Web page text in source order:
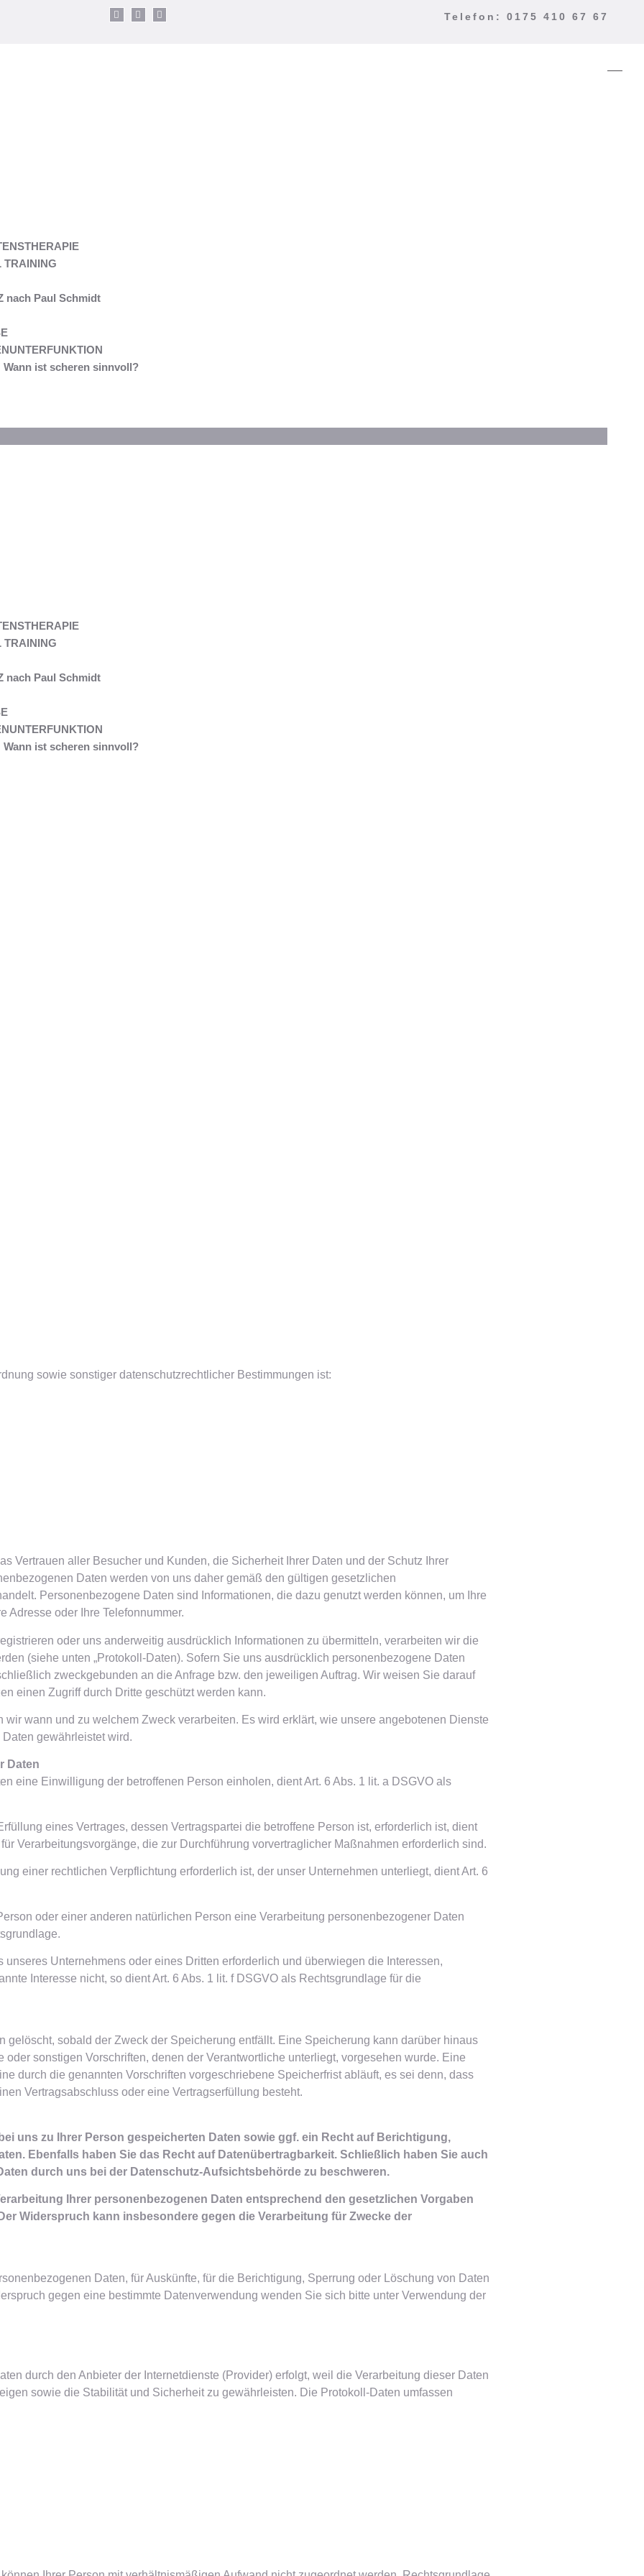
Telefon: 0175 410 67 67
TRAINING
nach Paul Schmidt
Wann ist scheren sinnvoll?
TRAINING
nach Paul Schmidt
Wann ist scheren sinnvoll?
sowie sonstiger datenschutzrechtlicher Bestimmungen ist:
Vertrauen aller Besucher und Kunden, die Sicherheit Ihrer Daten und der Schutz Ihrer
Daten werden von uns daher gemäß den gültigen gesetzlichen
Personenbezogene Daten sind Informationen, die dazu genutzt werden können, um Ihre
Adresse oder Ihre Telefonnummer.
oder uns anderweitig ausdrücklich Informationen zu übermitteln, verarbeiten wir die
(siehe unten „Protokoll-Daten). Sofern Sie uns ausdrücklich personenbezogene Daten
zweckgebunden an die Anfrage bzw. den jeweiligen Auftrag. Wir weisen Sie darauf
einen Zugriff durch Dritte geschützt werden kann.
wann und zu welchem Zweck verarbeiten. Es wird erklärt, wie unsere angebotenen Dienste
gewährleistet wird.
Daten
eine Einwilligung der betroffenen Person einholen, dient Art. 6 Abs. 1 lit. a DSGVO als
eines Vertrages, dessen Vertragspartei die betroffene Person ist, erforderlich ist, dient
Verarbeitungsvorgänge, die zur Durchführung vorvertraglicher Maßnahmen erforderlich sind.
einer rechtlichen Verpflichtung erforderlich ist, der unser Unternehmen unterliegt, dient Art. 6
oder einer anderen natürlichen Person eine Verarbeitung personenbezogener Daten
Unternehmens oder eines Dritten erforderlich und überwiegen die Interessen,
Interesse nicht, so dient Art. 6 Abs. 1 lit. f DSGVO als Rechtsgrundlage für die
gelöscht, sobald der Zweck der Speicherung entfällt. Eine Speicherung kann darüber hinaus
sonstigen Vorschriften, denen der Verantwortliche unterliegt, vorgesehen wurde. Eine
durch die genannten Vorschriften vorgeschriebene Speicherfrist abläuft, es sei denn, dass
Vertragsabschluss oder eine Vertragserfüllung besteht.
uns zu Ihrer Person gespeicherten Daten sowie ggf. ein Recht auf Berichtigung,
Ebenfalls haben Sie das Recht auf Datenübertragbarkeit. Schließlich haben Sie auch
durch uns bei der Datenschutz-Aufsichtsbehörde zu beschweren.
Ihrer personenbezogenen Daten entsprechend den gesetzlichen Vorgaben
Widerspruch kann insbesondere gegen die Verarbeitung für Zwecke der
Daten, für Auskünfte, für die Berichtigung, Sperrung oder Löschung von Daten
gegen eine bestimmte Datenverwendung wenden Sie sich bitte unter Verwendung der
durch den Anbieter der Internetdienste (Provider) erfolgt, weil die Verarbeitung dieser Daten
sowie die Stabilität und Sicherheit zu gewährleisten. Die Protokoll-Daten umfassen